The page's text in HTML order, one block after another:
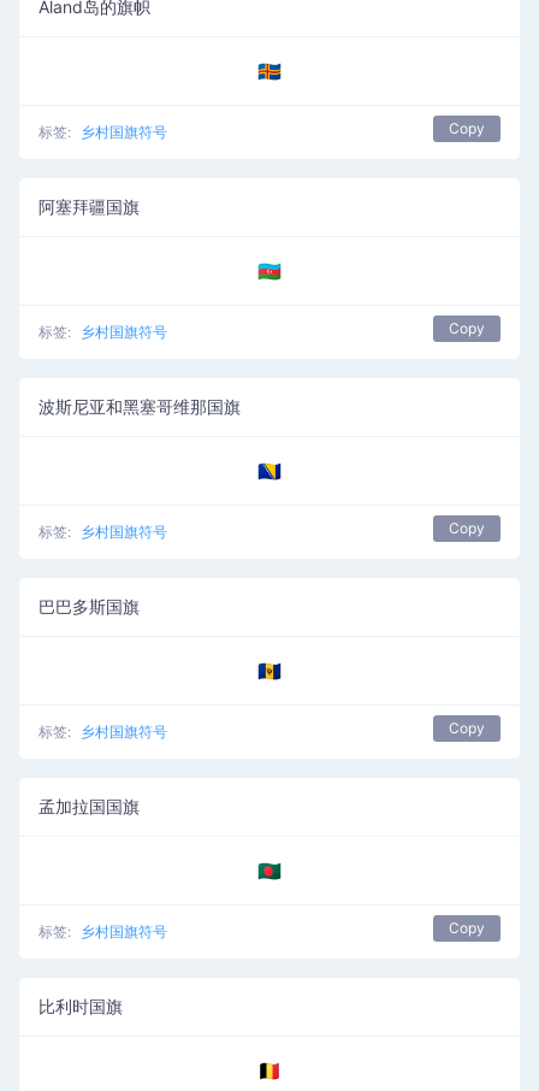
Åland岛的旗帜
🇦🇽
标签: 乡村国旗符号 Copy
阿塞拜疆国旗
🇦🇿
标签: 乡村国旗符号 Copy
波斯尼亚和黑塞哥维那国旗
🇧🇦
标签: 乡村国旗符号 Copy
巴巴多斯国旗
🇧🇧
标签: 乡村国旗符号 Copy
孟加拉国国旗
🇧🇩
标签: 乡村国旗符号 Copy
比利时国旗
🇧🇪